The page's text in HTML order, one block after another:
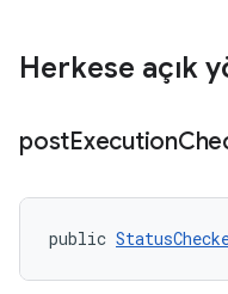
Herkese açık
postExecution
public